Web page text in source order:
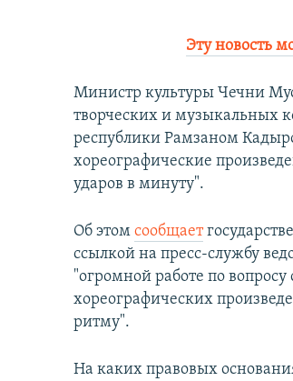
Эту новость
Министр культуры Чечни
творческих и музыкальных
республики Рамзаном
хореографические
ударов в минуту".
Об этомсообщает
ссылкой на пресс-службу
"огромной работе по
хореографических
ритму".
На каких правовых